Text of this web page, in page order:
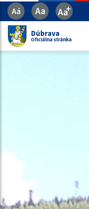
Dúbrava
Oficiálna stránka